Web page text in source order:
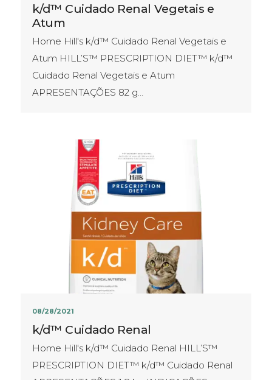
k/d™ Cuidado Renal Vegetais e
Atum
Home Hill's k/d™ Cuidado Renal Vegetais e
Atum HILL’S™ PRESCRIPTION DIET™ k/d™
Cuidado Renal Vegetais e Atum
APRESENTAÇÕES​ 82 g…
08/28/2021
k/d™ Cuidado Renal
Home Hill's k/d™ Cuidado Renal HILL’S™
PRESCRIPTION DIET™ k/d™ Cuidado Renal